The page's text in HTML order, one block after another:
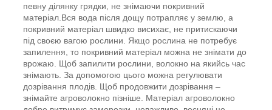
певну ділянку грядки, не знімаючи покривний
матеріал.Вся вода після дощу потрапляє у землю, а
покривний матеріал швидко висихає, не притискаючи
під своєю вагою рослини. Якщо рослина не потребує
запилення, то покривний матеріал можна не знімати до
врожаю. Щоб запилити рослини, волокно на якийсь час
знімають. За допомогою цього можна регулювати
дозрівання плодів. Щоб продовжити дозрівання –
знімайте агроволокно пізніше. Матеріал агроволокно